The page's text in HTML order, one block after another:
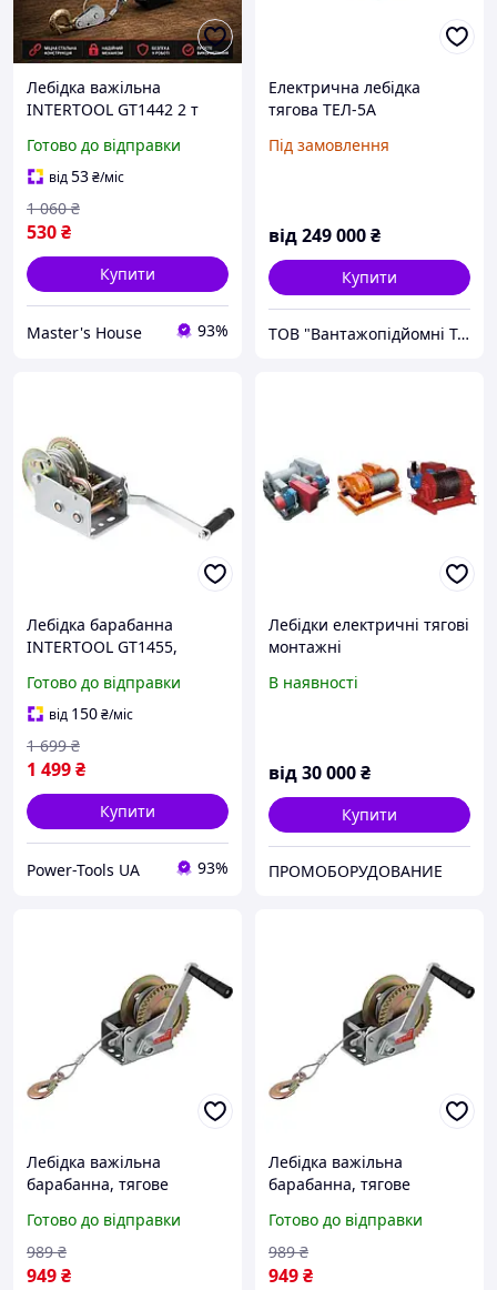
Лебідка важільна
INTERTOOL GT1442 2 т
тягова лебідка для
буксирування та
монтажних робіт Тайланд
Готово до відправки
від53₴/міс
530₴
1 060 ₴
Купити
Master's House 93%
Електрична лебідка
тягова ТЕЛ-5А
Під замовлення
від249 000₴
Купити
ТОВ "Вантажопідйомні Технології "
Лебідка барабанна
INTERTOOL GT1455,
сталевий трос -
інструмент, що вартий
уваги
Готово до відправки
від 150₴/міс
1 499₴
1 699 ₴
Купити
Power-Tools UA 93%
Лебідки електричні тягові
монтажні
В наявності
від30 000₴
Купити
ПРОМОБОРУДОВАНИЕ
Лебідка важільна
барабанна, тягове
трос INTERTOOL GT1454
Готово до відправки
949₴
989 ₴
Лебідка важільна
барабанна, тягове
трос INTERTOOL GT1454
Готово до відправки
949₴
989 ₴